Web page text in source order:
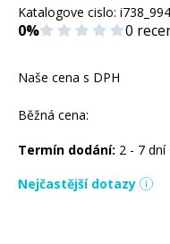
Katalogove cislo: i738_994
0% 0
Naše cena s DPH
Běžná cena:
Termín dodání: 2 - 7 dní
Nejčastější dotazy